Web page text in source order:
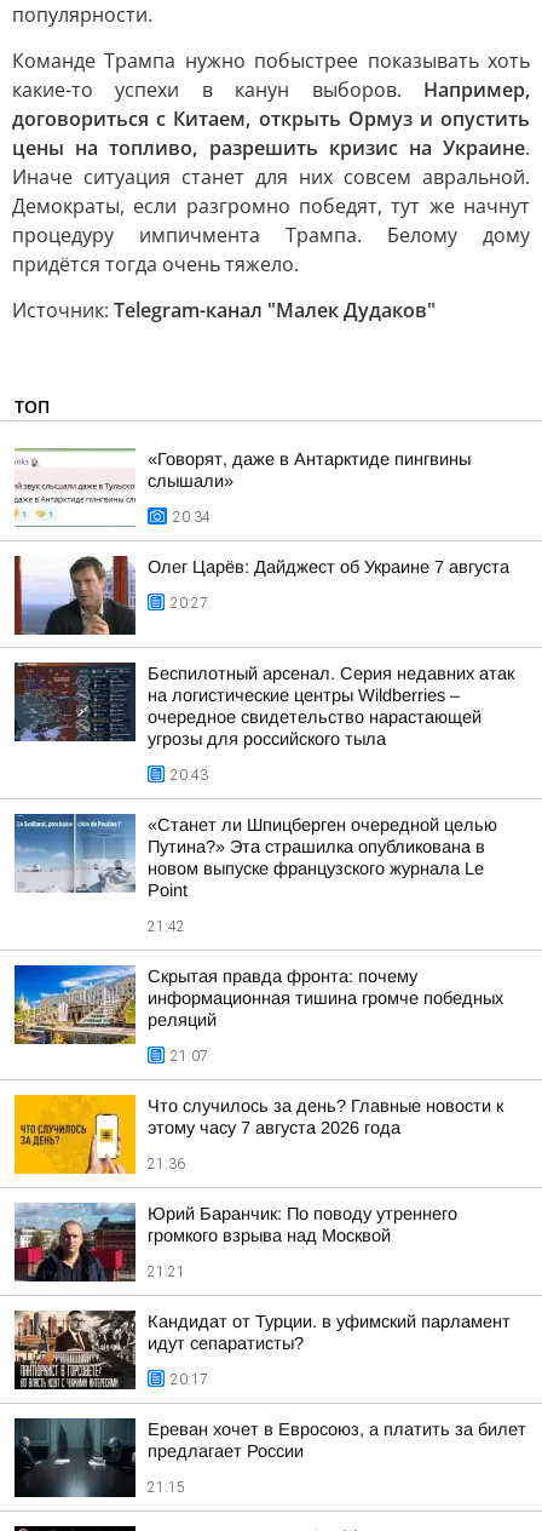
популярности.
Команде Трампа нужно побыстрее показывать хоть
какие-то успехи в канун выборов. Например,
договориться с Китаем, открыть Ормуз и опустить
цены на топливо, разрешить кризис на Украине.
Иначе ситуация станет для них совсем авральной.
Демократы, если разгромно победят, тут же начнут
процедуру импичмента Трампа. Белому дому
придётся тогда очень тяжело.
Источник: Telegram-канал "Малек Дудаков"
ТОП
«Говорят, даже в Антарктиде пингвины
слышали»
20:34
Олег Царёв: Дайджест об Украине 7 августа
20:27
Беспилотный арсенал. Серия недавних атак
на логистические центры Wildberries –
очередное свидетельство нарастающей
угрозы для российского тыла
20:43
«Станет ли Шпицберген очередной целью
Путина?» Эта страшилка опубликована в
новом выпуске французского журнала Le
Point
21:42
Скрытая правда фронта: почему
информационная тишина громче победных
реляций
21:07
Что случилось за день? Главные новости к
этому часу 7 августа 2026 года
21:36
Юрий Баранчик: По поводу утреннего
громкого взрыва над Москвой
21:21
Кандидат от Турции. в уфимский парламент
идут сепаратисты?
20:17
Ереван хочет в Евросоюз, а платить за билет
предлагает России
21:15